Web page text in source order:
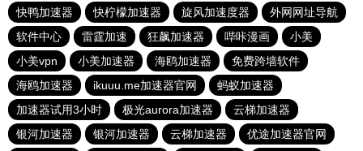
快鸭加速器
快柠檬加速器 旋风加速度器
外网网址导航
软件中心
雷霆加速 狂飙加速器 哔咔漫画
小美
小美vpn
小美加速器 海鸥加速器
免费跨墙软件
海鸥加速器
ikuuu.me加速器官网
蚂蚁加速器
加速器试用3小时
极光aurora加速器
云梯加速器
银河加速器
银河加速器 云梯加速器
优途加速器官网